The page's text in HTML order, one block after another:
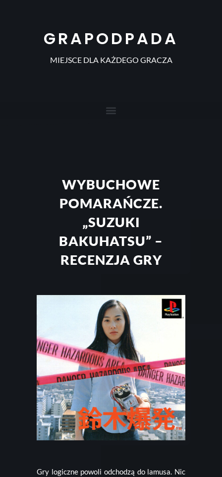
GRAPODPADA
MIEJSCE DLA KAŻDEGO GRACZA
WYBUCHOWE
POMARAŃCZE.
„SUZUKI
BAKUHATSU” –
RECENZJA GRY
Gry logiczne powoli odchodzą do lamusa. Nic